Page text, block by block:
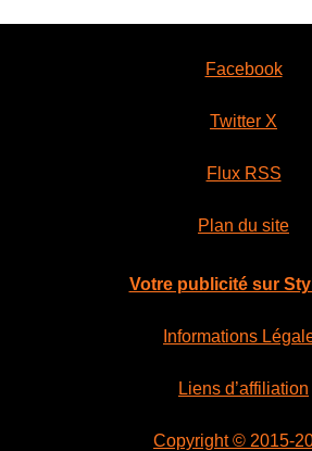
Facebook
Twitter X
Flux RSS
Plan du site
Votre publicité sur
Informations
Liens d’affiliation
Copyright © 2015-